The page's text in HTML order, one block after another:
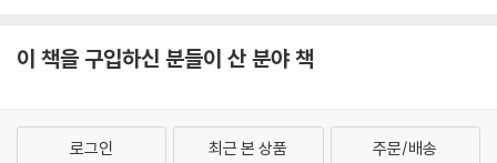
이 책을 구입하신 분들이 산 분야 책
로그인 최근 본 상품 주문/배송